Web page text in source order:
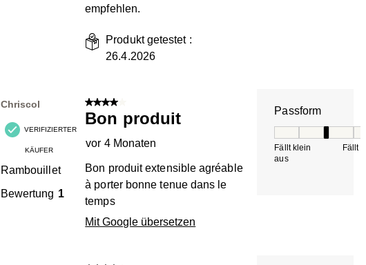
empfehlen.
Produkt getestet :
26.4.2026
Chriscol
VERIFIZIERTER
KÄUFER
Rambouillet
Bewertung 1
4 von 5 Sternen.
Bon produit
vor 4 Monaten
Bon produit extensible agréable
à porter bonne tenue dans le
temps
Mit Google übersetzen
Passform
Fällt klein
aus
Fällt